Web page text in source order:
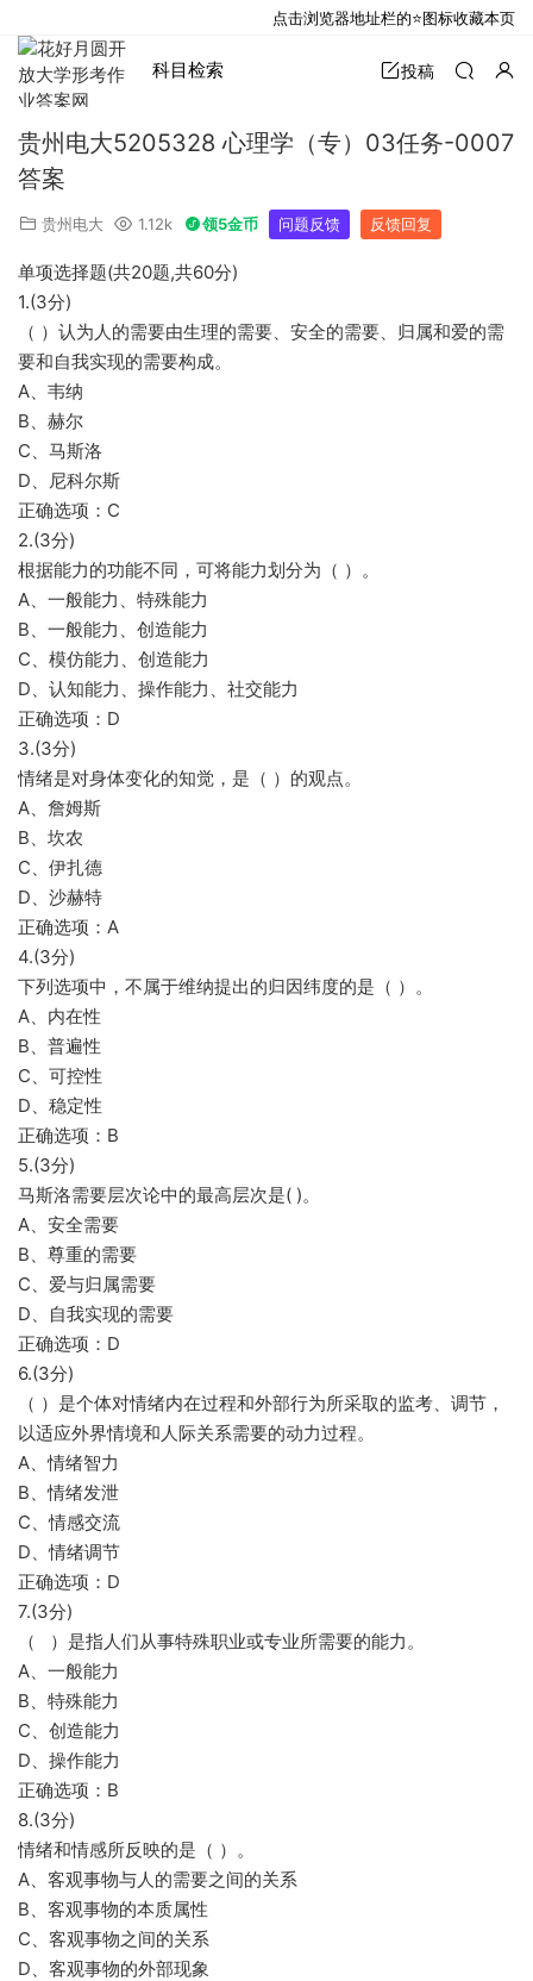
科目检索 投稿
贵州电大5205328 心理学（专）03任务-0007
答案
贵州电大 1.12k 领5金币 问题反馈 反馈回复
单项选择题(共20题,共60分)
1.(3分)
（ ）认为人的需要由生理的需要、安全的需要、归属和爱的需
要和自我实现的需要构成。
A、韦纳
B、赫尔
C、马斯洛
D、尼科尔斯
正确选项：C
2.(3分)
根据能力的功能不同，可将能力划分为（ ）。
A、一般能力、特殊能力
B、一般能力、创造能力
C、模仿能力、创造能力
D、认知能力、操作能力、社交能力
正确选项：D
3.(3分)
情绪是对身体变化的知觉，是（ ）的观点。
A、詹姆斯
B、坎农
C、伊扎德
D、沙赫特
正确选项：A
4.(3分)
下列选项中，不属于维纳提出的归因纬度的是（ ）。
A、内在性
B、普遍性
C、可控性
D、稳定性
正确选项：B
5.(3分)
马斯洛需要层次论中的最高层次是( )。
A、安全需要
B、尊重的需要
C、爱与归属需要
D、自我实现的需要
正确选项：D
6.(3分)
（ ）是个体对情绪内在过程和外部行为所采取的监考、调节，
以适应外界情境和人际关系需要的动力过程。
A、情绪智力
B、情绪发泄
C、情感交流
D、情绪调节
正确选项：D
7.(3分)
（ ）是指人们从事特殊职业或专业所需要的能力。
A、一般能力
B、特殊能力
C、创造能力
D、操作能力
正确选项：B
8.(3分)
情绪和情感所反映的是（ ）。
A、客观事物与人的需要之间的关系
B、客观事物的本质属性
C、客观事物之间的关系
D、客观事物的外部现象
点击浏览器地址栏的⭐图标收藏本页